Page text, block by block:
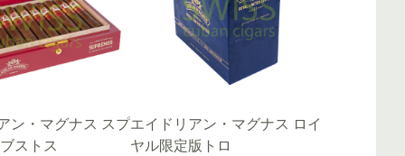
ン・マグナス スプ
ストス
エイドリアン・マグナス ロイ
ヤル限定版トロ